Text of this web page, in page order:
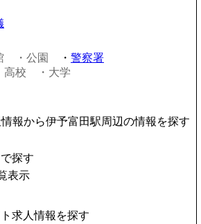
・公園 ・ 警察署
高校
・大学
報から伊予富田駅周辺の情報を探す
探す
表示
求人情報を探す